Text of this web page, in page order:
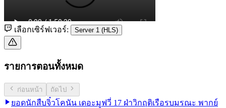
เลือกเซิร์ฟเวอร์: Server 1 (HLS)
รายการตอนทั้งหมด
ก่อนหน้า ถัดไป
ยอดนักสืบจิ๋วโคนัน เดอะมูฟวี่ 17 ฝ่าวิกฤติเรือรบมรณะ พากย์